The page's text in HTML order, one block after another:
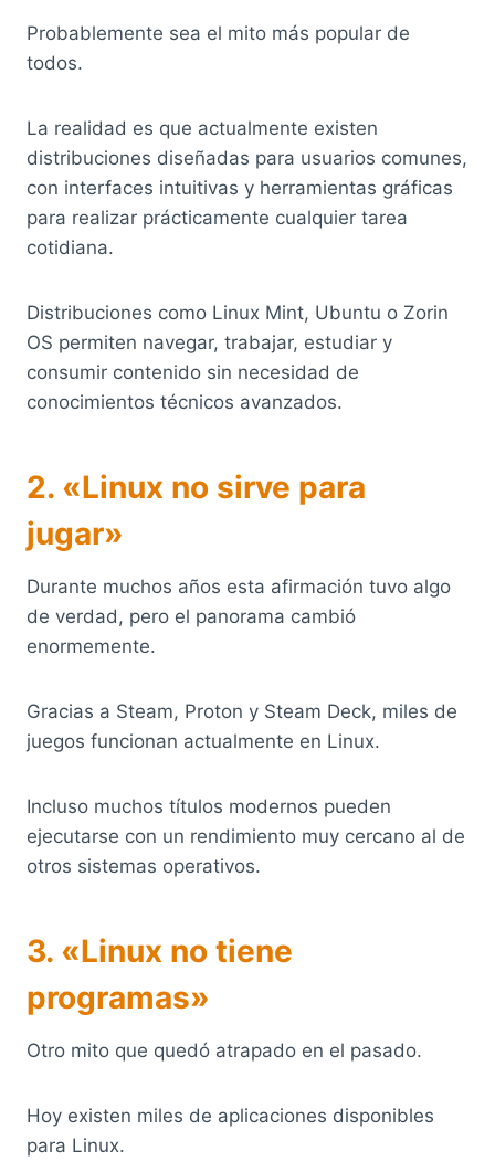
Probablemente sea el mito más popular de
todos.
La realidad es que actualmente existen
distribuciones diseñadas para usuarios comunes,
con interfaces intuitivas y herramientas gráficas
para realizar prácticamente cualquier tarea
cotidiana.
Distribuciones como Linux Mint, Ubuntu o Zorin
OS permiten navegar, trabajar, estudiar y
consumir contenido sin necesidad de
conocimientos técnicos avanzados.
2. «Linux no sirve para
jugar»
Durante muchos años esta afirmación tuvo algo
de verdad, pero el panorama cambió
enormemente.
Gracias a Steam, Proton y Steam Deck, miles de
juegos funcionan actualmente en Linux.
Incluso muchos títulos modernos pueden
ejecutarse con un rendimiento muy cercano al de
otros sistemas operativos.
3. «Linux no tiene
programas»
Otro mito que quedó atrapado en el pasado.
Hoy existen miles de aplicaciones disponibles
para Linux.